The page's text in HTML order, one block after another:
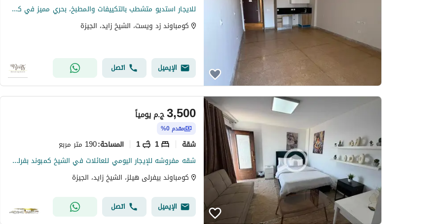
للايجار استديو متشطب بالتكييفات والمطبخ، بحري مميز في كمبوند زد ويست، الشيخ ذايد For Rent Studio with AC/S and Kitchen,in Zed West - Sheikh Zayed
كومباوند زد ويست، الشيخ زايد، الجيزة
الإيميل اتصل
ج.م3,500 يومياً
مقدم 0%
شقة 1
1 المساحة:190 متر مربع
شقه مفروشه للإيجار اليومي للعائلات في الشيخ كمبوند بفرلي هيلز زايد موقع مميز جدا
كومباوند بيفرلى هيلز، الشيخ زايد، الجيزة
الإيميل اتصل